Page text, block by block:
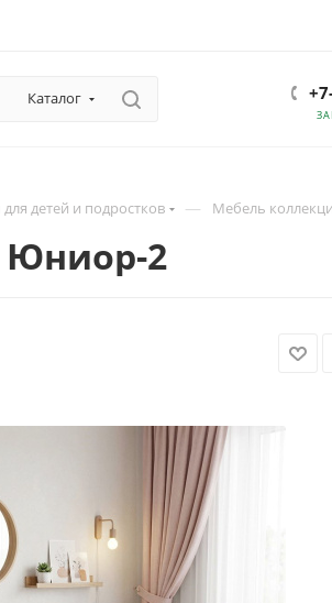
Каталог
детей и подростков — Мебель
2